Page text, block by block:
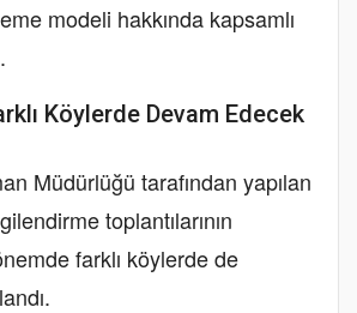
modeli hakkında kapsamlı
Köylerde Devam Edecek
Müdürlüğü tarafından yapılan
toplantılarının
farklı köylerde de